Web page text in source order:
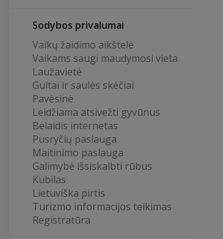
Sodybos privalumai
Vaikų žaidimo aikštelė
Vaikams saugi maudymosi vieta
Laužavietė
Gultai ir saulės skėčiai
Pavėsinė
Leidžiama atsivežti gyvūnus
Belaidis internetas
Pusryčių paslauga
Maitinimo paslauga
Galimybė išsiskalbti rūbus
Kubilas
Lietuviška pirtis
Turizmo informacijos teikimas
Registratūra